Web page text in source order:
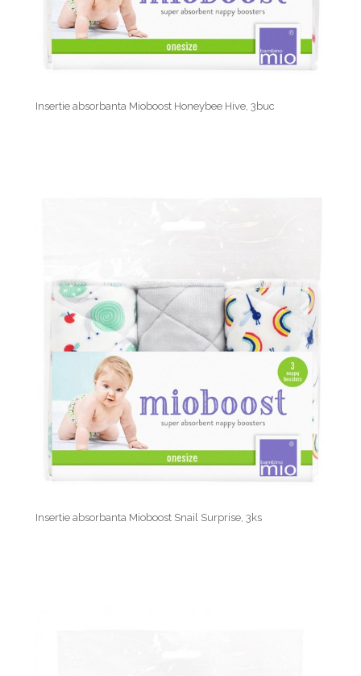
Insertie absorbanta Mioboost Honeybee Hive, 3buc
Insertie absorbanta Mioboost Snail Surprise, 3ks